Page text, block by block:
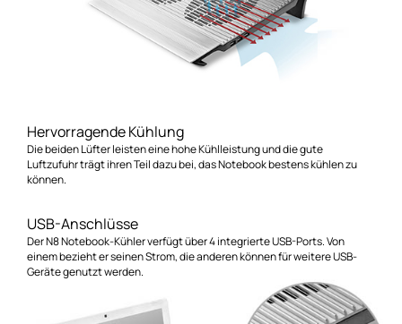
Hervorragende Kühlung
Die beiden Lüfter leisten eine hohe Kühlleistung und die gute
Luftzufuhr trägt ihren Teil dazu bei, das Notebook bestens kühlen zu
können.
USB-Anschlüsse
Der N8 Notebook-Kühler verfügt über 4 integrierte USB-Ports. Von
einem bezieht er seinen Strom, die anderen können für weitere USB-
Geräte genutzt werden.